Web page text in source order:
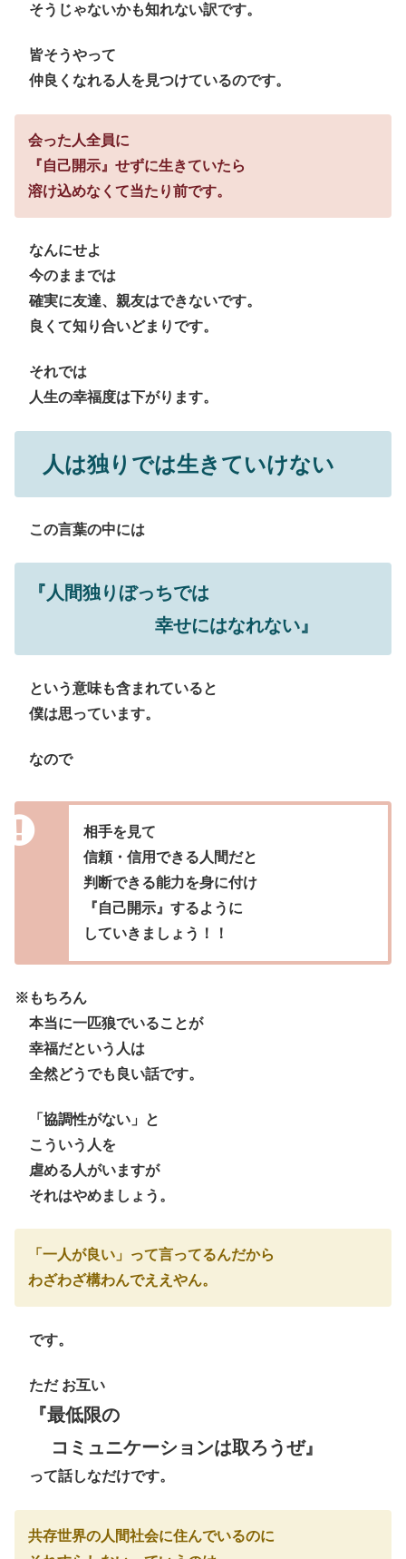
そうじゃないかも知れない訳です。
皆そうやって
仲良くなれる人を見つけているのです。
会った人全員に
『自己開示』せずに生きていたら
溶け込めなくて当たり前です。
なんにせよ
今のままでは
確実に友達、親友はできないです。
良くて知り合いどまりです。
それでは
人生の幸福度は下がります。
人は独りでは生きていけない
この言葉の中には
『人間独りぼっちでは
幸せにはなれない』
という意味も含まれていると
僕は思っています。
なので
相手を見て
信頼・信用できる人間だと
判断できる能力を身に付け
『自己開示』するように
していきましょう！！
※もちろん
本当に一匹狼でいることが
幸福だという人は
全然どうでも良い話です。
「協調性がない」と
こういう人を
虐める人がいますが
それはやめましょう。
「一人が良い」って言ってるんだから
わざわざ構わんでええやん。
です。
ただ お互い
『最低限の
コミュニケーションは取ろうぜ』
って話しなだけです。
共存世界の人間社会に住んでいるのに